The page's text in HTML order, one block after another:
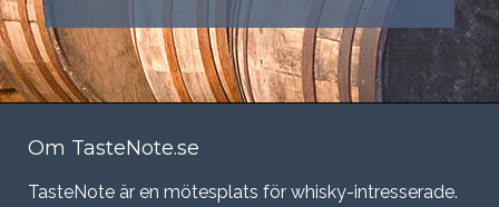
Om TasteNote.se
TasteNote är en mötesplats för whisky-intresserade.